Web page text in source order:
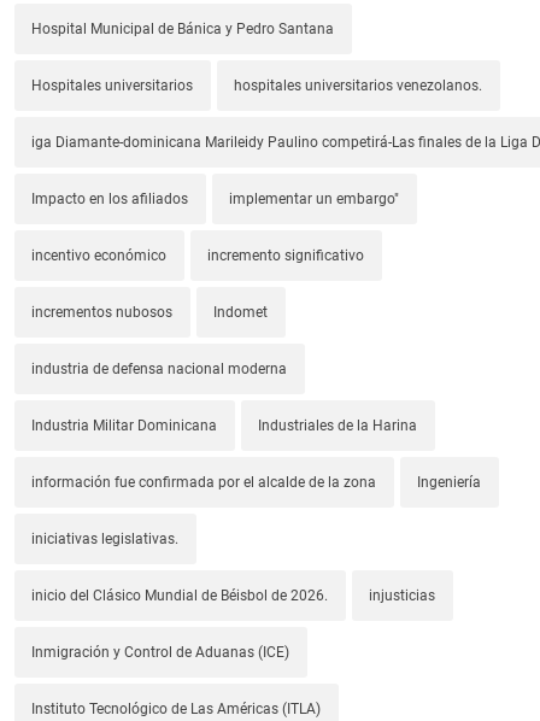
Hospital Municipal de Bánica y Pedro Santana
Hospitales universitarios hospitales universitarios venezolanos.
iga Diamante-dominicana Marileidy Paulino competirá-Las finales de la Liga
Impacto en los afiliados implementar un embargo"
incentivo económico incremento significativo
incrementos nubosos Indomet
industria de defensa nacional moderna
Industria Militar Dominicana Industriales de la Harina
información fue confirmada por el alcalde de la zona Ingeniería
iniciativas legislativas.
inicio del Clásico Mundial de Béisbol de 2026. injusticias
Inmigración y Control de Aduanas (ICE)
Instituto Tecnológico de Las Américas (ITLA)